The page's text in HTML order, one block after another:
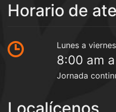
Horario de
Lunes a
8:00 am
Jornada